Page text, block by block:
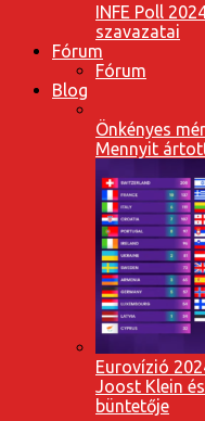
INFE Poll
szavazatai
Fórum
Fórum
Blog
Önkényes
Mennyit
Eurovízió
Joost Klein
büntetője